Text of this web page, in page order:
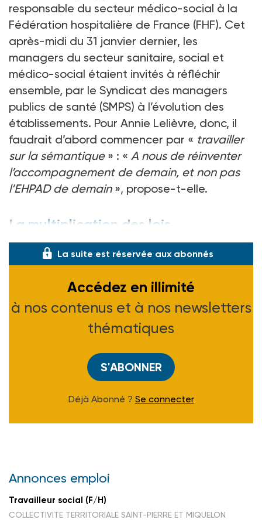
responsable du secteur médico-social à la
Fédération hospitalière de France (FHF). Cet
après-midi du 31 janvier dernier, les
managers du secteur sanitaire, social et
médico-social étaient invités à réfléchir
ensemble, par le Syndicat des managers
publics de santé (SMPS) à l’évolution des
établissements. Pour Annie Lelièvre, donc, il
faudrait d’abord commencer par « travailler
sur la sémantique» : « A nous de réinventer
l’accompagnement de demain, et non pas
l’EHPAD de demain», propose-t-elle.
La multiplication des lois
La suite est réservée aux abonnés
Accédez en illimité
à nos contenus et à nos newsletters
thématiques
S'ABONNER
Déjà Abonné ? Se connecter
Annonces emploi
Travailleur social (F/H)
COLLECTIVITE TERRITORIALE SAINT-PIERRE ET MIQUELON